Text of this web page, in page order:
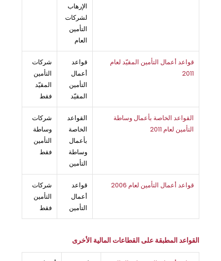
الإرهاب
لشركات
التأمين
العام
قواعد أعمال التأمين المقيّد لعام
2011
قواعد
أعمال
التأمين
المقيّد
شركات
التأمين
المقيّد
فقط
القواعد الخاصة بأعمال وساطة
التأمين لعام 2011
القواعد
الخاصة
بأعمال
وساطة
التأمين
شركات
وساطة
التأمين
فقط
قواعد أعمال التأمين لعام 2006
قواعد
أعمال
التأمين
شركات
التأمين
فقط
القواعد المطبقة على القطاعات المالية الأخرى